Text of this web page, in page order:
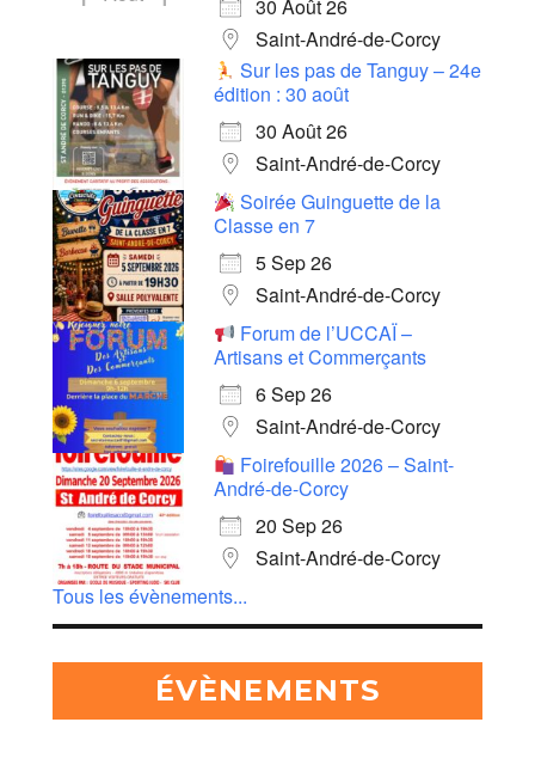
30 Août 26
Saint-André-de-Corcy
Sur les pas de Tanguy – 24e
édition : 30 août
30 Août 26
Saint-André-de-Corcy
Soirée Guinguette de la
Classe en 7
5 Sep 26
Saint-André-de-Corcy
Forum de l’UCCAÏ –
Artisans et Commerçants
6 Sep 26
Saint-André-de-Corcy
Foirefouille 2026 – Saint-
André-de-Corcy
20 Sep 26
Saint-André-de-Corcy
Tous les évènements...
ÉVÈNEMENTS